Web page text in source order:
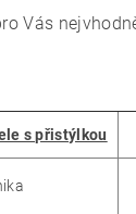
Vás
s přistýlkou